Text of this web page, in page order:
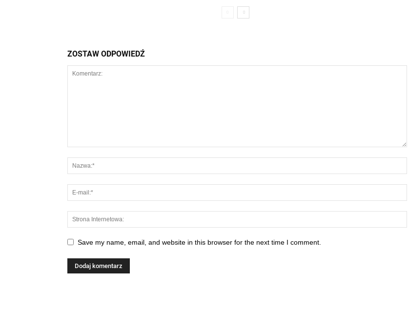
ZOSTAW ODPOWIEDŹ
Save my name, email, and website in this browser for the next time I comment.